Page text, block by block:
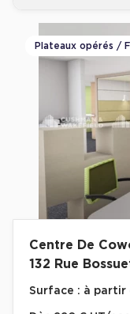
Plateaux opérés /
Centre De
132 Rue
Surface : à partir